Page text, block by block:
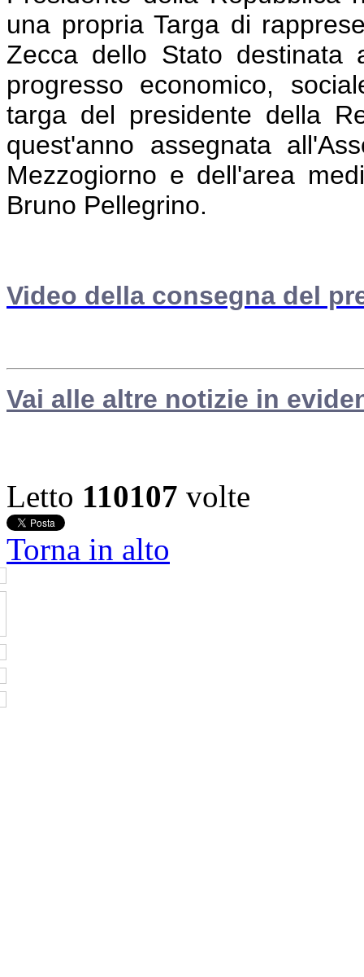
una propria Targa di
Zecca dello Stato
progresso economico,
targa del presidente della
quest'anno assegnata
Mezzogiorno e dell'area
Bruno Pellegrino.
Video della consegna del
Vai alle altre notizie in
Letto 110107 volte
Torna in alto